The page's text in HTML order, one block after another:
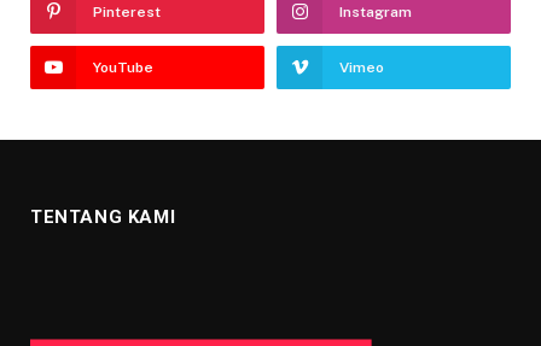
Pinterest Instagram
YouTube Vimeo
TENTANG KAMI